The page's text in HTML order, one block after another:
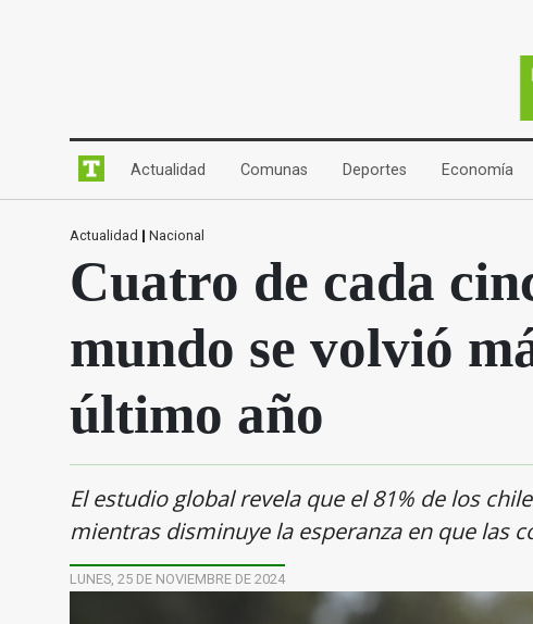
Actualidad (current)Comunas (current)Deportes (current)Economía
Actualidad | Nacional
Cuatro de cada
mundo se volvió
último año
El estudio global revela que el 81% de los
mientras disminuye la esperanza en que las
LUNES, 25 DE NOVIEMBRE DE 2024